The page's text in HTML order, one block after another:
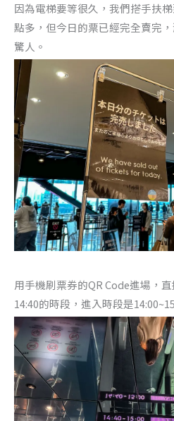
因為電梯要等很久，我們搭手扶
點多，但今日的票已經完全賣完
驚人。
用手機刷票券的QR Code進場，
14:40的時段，進入時段是